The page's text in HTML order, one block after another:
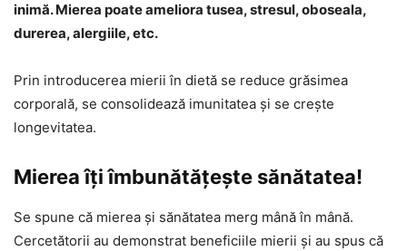
inimă. Mierea poate ameliora tusea, stresul, oboseala,
durerea, alergiile, etc.
Prin introducerea mierii în dietă se reduce grăsimea
corporală, se consolidează imunitatea și se crește
longevitatea.
Mierea îți îmbunătățește sănătatea!
Se spune că mierea și sănătatea merg mână în mână.
Cercetătorii au demonstrat beneficiile mierii și au spus că